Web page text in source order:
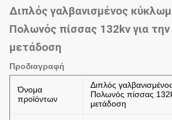
Διπλός γαλβανισμένος
Πολωνός πίσσας 132kv για
μετάδοση
Προδιαγραφή
Όνομα
προϊόντων
Διπλός
Πολωνός πίσσας
μετάδοση